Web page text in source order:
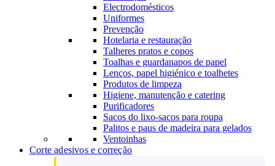
Electrodomésticos
Uniformes
Prevenção
Hotelaria e restauração
Talheres pratos e copos
Toalhas e guardanapos de papel
Lenços, papel higiénico e toalhetes
Produtos de limpeza
Higiene, manutenção e catering
Purificadores
Sacos do lixo-sacos para roupa
Palitos e paus de madeira para gelados
Ventoinhas
Corte adesivos e correção